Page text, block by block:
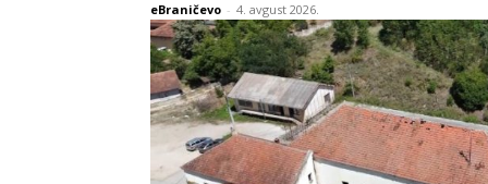
eBraničevo - 4. avgust 2026.